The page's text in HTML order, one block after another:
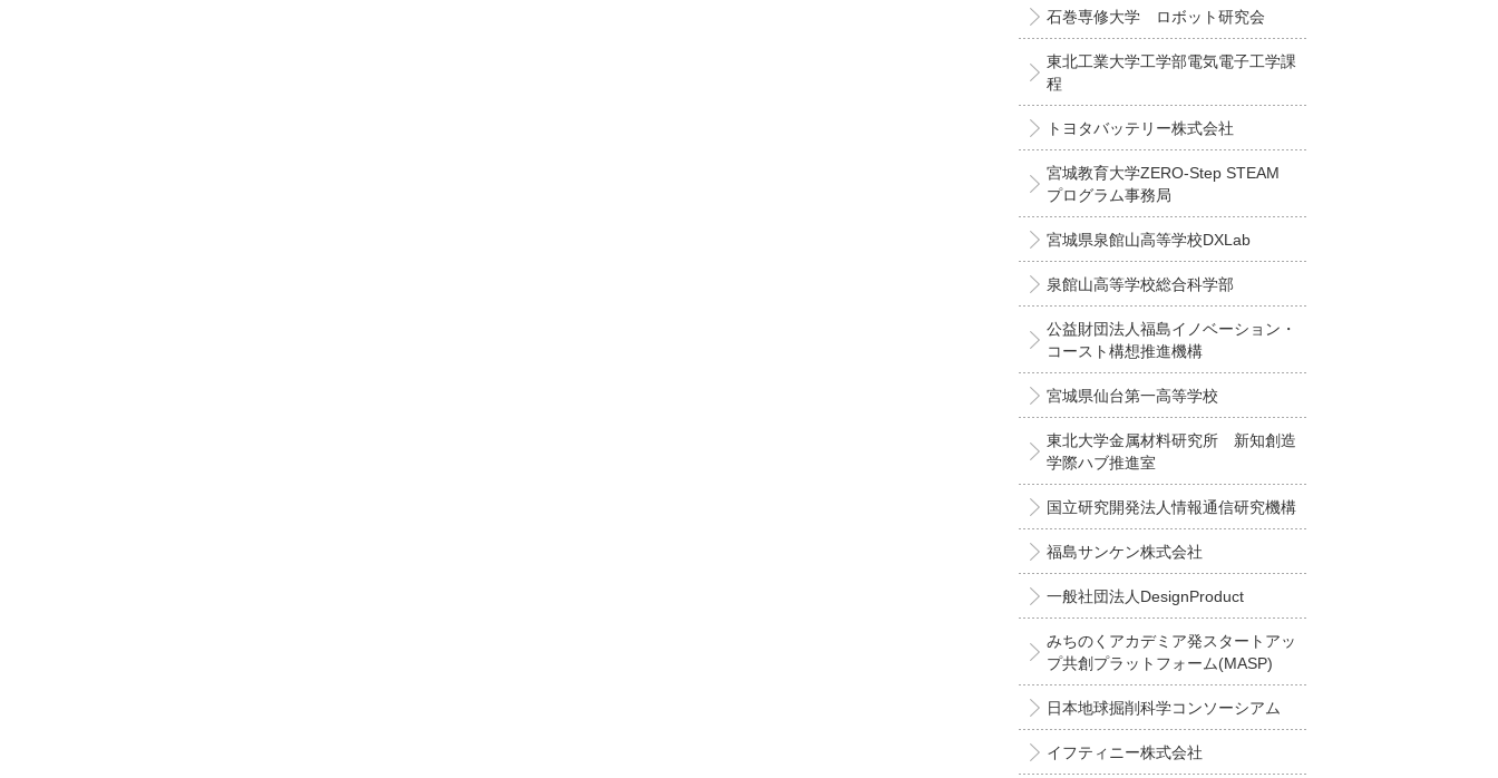
石巻専修大学 ロボット研究会
東北工業大学工学部電気電子工学課
程
トヨタバッテリー株式会社
宮城教育大学ZERO-Step STEAM
プログラム事務局
宮城県泉館山高等学校DXLab
泉館山高等学校総合科学部
公益財団法人福島イノベーション・
コースト構想推進機構
宮城県仙台第一高等学校
東北大学金属材料研究所 新知創造
学際ハブ推進室
国立研究開発法人情報通信研究機構
福島サンケン株式会社
一般社団法人DesignProduct
みちのくアカデミア発スタートアッ
プ共創プラットフォーム(MASP)
日本地球掘削科学コンソーシアム
イフティニー株式会社